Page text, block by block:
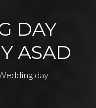
DAY
ASAD
day